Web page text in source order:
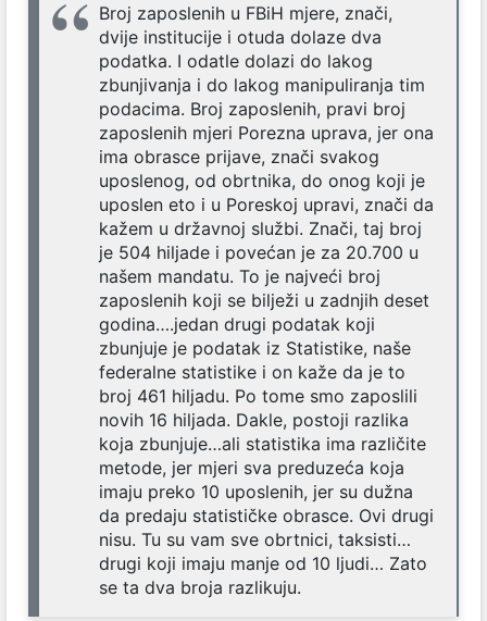
Broj zaposlenih u FBiH mjere, znači,
dvije institucije i otuda dolaze dva
podatka. I odatle dolazi do lakog
zbunjivanja i do lakog manipuliranja tim
podacima. Broj zaposlenih, pravi broj
zaposlenih mjeri Porezna uprava, jer ona
ima obrasce prijave, znači svakog
uposlenog, od obrtnika, do onog koji je
uposlen eto i u Poreskoj upravi, znači da
kažem u državnoj službi. Znači, taj broj
je 504 hiljade i povećan je za 20.700 u
našem mandatu. To je najveći broj
zaposlenih koji se bilježi u zadnjih deset
godina….jedan drugi podatak koji
zbunjuje je podatak iz Statistike, naše
federalne statistike i on kaže da je to
broj 461 hiljadu. Po tome smo zaposlili
novih 16 hiljada. Dakle, postoji razlika
koja zbunjuje…ali statistika ima različite
metode, jer mjeri sva preduzeća koja
imaju preko 10 uposlenih, jer su dužna
da predaju statističke obrasce. Ovi drugi
nisu. Tu su vam sve obrtnici, taksisti…
drugi koji imaju manje od 10 ljudi… Zato
se ta dva broja razlikuju.